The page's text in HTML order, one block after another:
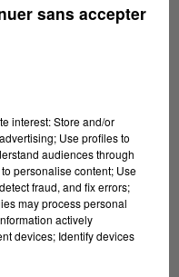
interest: Store and/or
Use profiles to
audiences through
personalise content; Use
fraud, and fix errors;
may process personal
actively
devices; Identify devices
sans accepter